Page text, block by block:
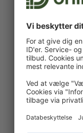
ons.